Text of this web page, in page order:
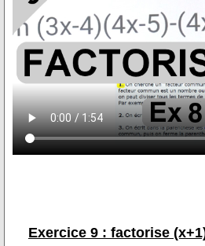
Exercice 9 : factorise